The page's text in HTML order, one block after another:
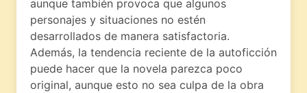
aunque también provoca que algunos
personajes y situaciones no estén
desarrollados de manera satisfactoria.
Además, la tendencia reciente de la autoficción
puede hacer que la novela parezca poco
original, aunque esto no sea culpa de la obra